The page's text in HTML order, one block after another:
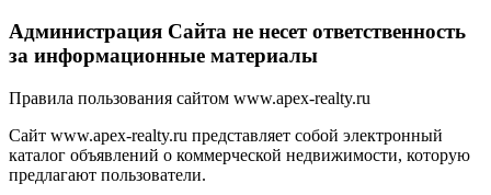
Администрация Сайта не несет ответственность
за информационные материалы
Правила пользования сайтом www.apex-realty.ru
Сайт www.apex-realty.ru представляет собой электронный
каталог объявлений о коммерческой недвижимости, которую
предлагают пользователи.